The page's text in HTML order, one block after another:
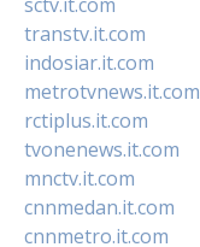
transtv.it.com
indosiar.it.com
metrotvnews.it.com
rctiplus.it.com
tvonenews.it.com
mnctv.it.com
cnnmedan.it.com
cnnmetro.it.com